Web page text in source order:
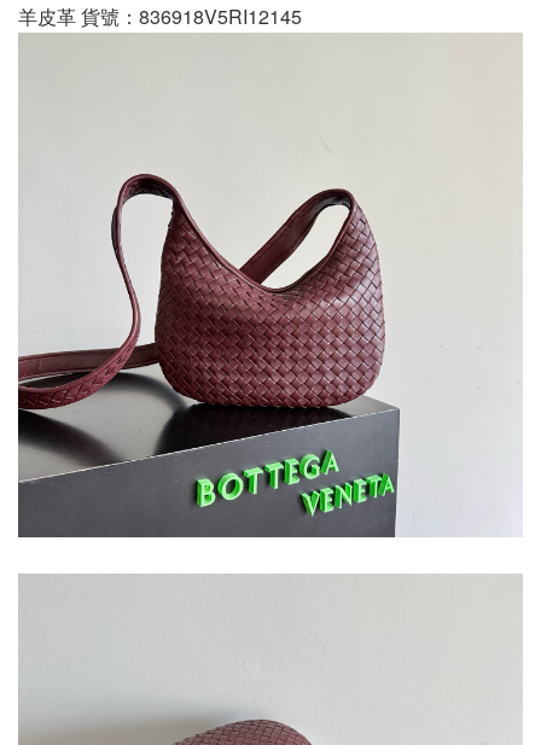
羊皮革 貨號：836918V5RI12145